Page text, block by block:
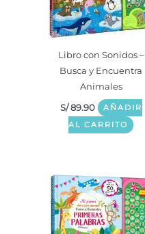
Libro con Sonidos –
Busca y Encuentra
Animales
S/89.90
AÑADIR
AL CARRITO